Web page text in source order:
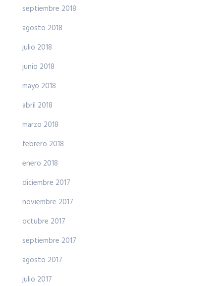
septiembre 2018
agosto 2018
julio 2018
junio 2018
mayo 2018
abril 2018
marzo 2018
febrero 2018
enero 2018
diciembre 2017
noviembre 2017
octubre 2017
septiembre 2017
agosto 2017
julio 2017